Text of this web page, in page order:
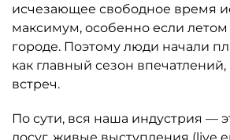
исчезающее свободное время
максимум, особенно если летом
городе. Поэтому люди начали
как главный сезон впечатлений,
встреч.
По сути, вся наша индустрия —